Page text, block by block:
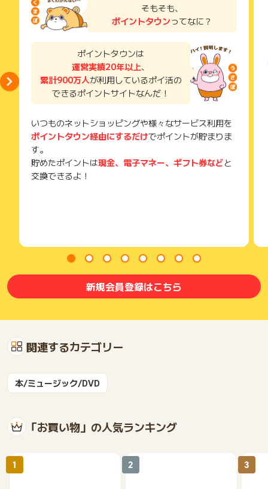
アンファーストア(angfa)
薬屋さんの健康美 からだあいかん(aikanhonpo)
nunonaの布ナプキン 楽天市場店(nunona)
うめ南高苑(umenankouen)
ホビナビ(hobinavi)
美味しさは元気の源 【自然の館】(shizennoyakata)
梅一幸(umeikou)
粉なっとう・粉末納豆の「はすや」(has)
パウンドケーキ工房 パリ21区(paris21)
京都木津川 名代 笠庄(nadai-kasasho)
防犯カメラ専門店 アルコム(aru)
マイステッカー(mysticker)
メガネ・サングラスのThat’s(thats)
MONO-MART楽天市場店(mono-mart)
クリスマス屋(xmas-ya)
アンド ハビット(kobe-beauty-labo)
蜂蜜の専門店、かの蜂(kanohachi)
健康寝具専門店 くじめ屋(waraoha)
スーパーフード＆自然食品のハンズ(hands-web)
友達紹介還元ポイント10％のサービスとなります。
※本広告は以下に関する調査依頼を一切お受けできません。
ポイントタウンサポートでも対応いたしかねますので、ご了承
のうえご利用ください。
・非承認理由
※ポイントに関するお問い合わせは、
お問い合わせをした場合、ポイント獲得対象外となる場合がご
ざいます。
そもそも、
ポイントタウンってなに？
ポイントタウンは
運営実績20年以上、
累計900万人が利用しているポイ活の
できるポイントサイトなんだ！
いつものネットショッピングや様々なサービス利用を
ポイントタウン経由にするだけでポイントが貯まりま
す。
貯めたポイントは現金、電子マネー、ギフト券などと
交換できるよ！
新規会員登録はこちら
関連するカテゴリー
本/ミュージック/DVD
「お買い物」の人気ランキング
1 2 3